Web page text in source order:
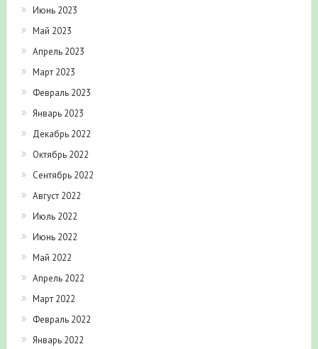
Июнь 2023
Май 2023
Апрель 2023
Март 2023
Февраль 2023
Январь 2023
Декабрь 2022
Октябрь 2022
Сентябрь 2022
Август 2022
Июль 2022
Июнь 2022
Май 2022
Апрель 2022
Март 2022
Февраль 2022
Январь 2022